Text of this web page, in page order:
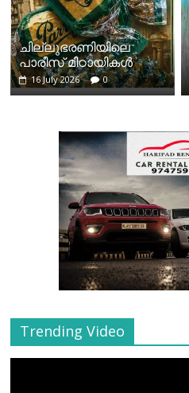
ചില്ലുഭരണിയിലെ
പാരീസ് മിഠായികള്‍
16 July 2026 0
Trending Video